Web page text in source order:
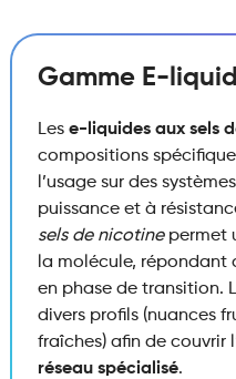
-
Fizzy
quantité
Gamme E-
Les e-liquides aux sels
compositions
l’usage sur des
puissance et à
sels de nicotinepermet
la molécule, répondant
en phase de transition.
divers profils (nuances
fraîches) afin de couvrir
réseau spécialisé.